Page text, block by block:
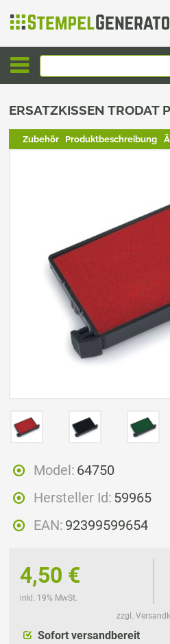
ERSATZKISSEN TRODAT
Zubehör Produktbeschreibung
Model: 64750
Hersteller Id: 59965
EAN: 92399599654
4,50 €
inkl. 19% MwSt.
zzgl.
Sofort versandbereit